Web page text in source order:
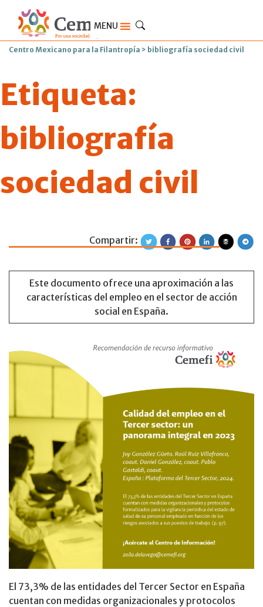
MENU
Centro Mexicano para la Filantropía > bibliografía sociedad civil
Etiqueta:
bibliografía
sociedad civil
Calidad del
Compartir:
Este documento ofrece una aproximación a las
características del empleo en el sector de acción
social en España.
El 73,3% de las entidades del Tercer Sector en España
cuentan con medidas organizacionales y protocolos